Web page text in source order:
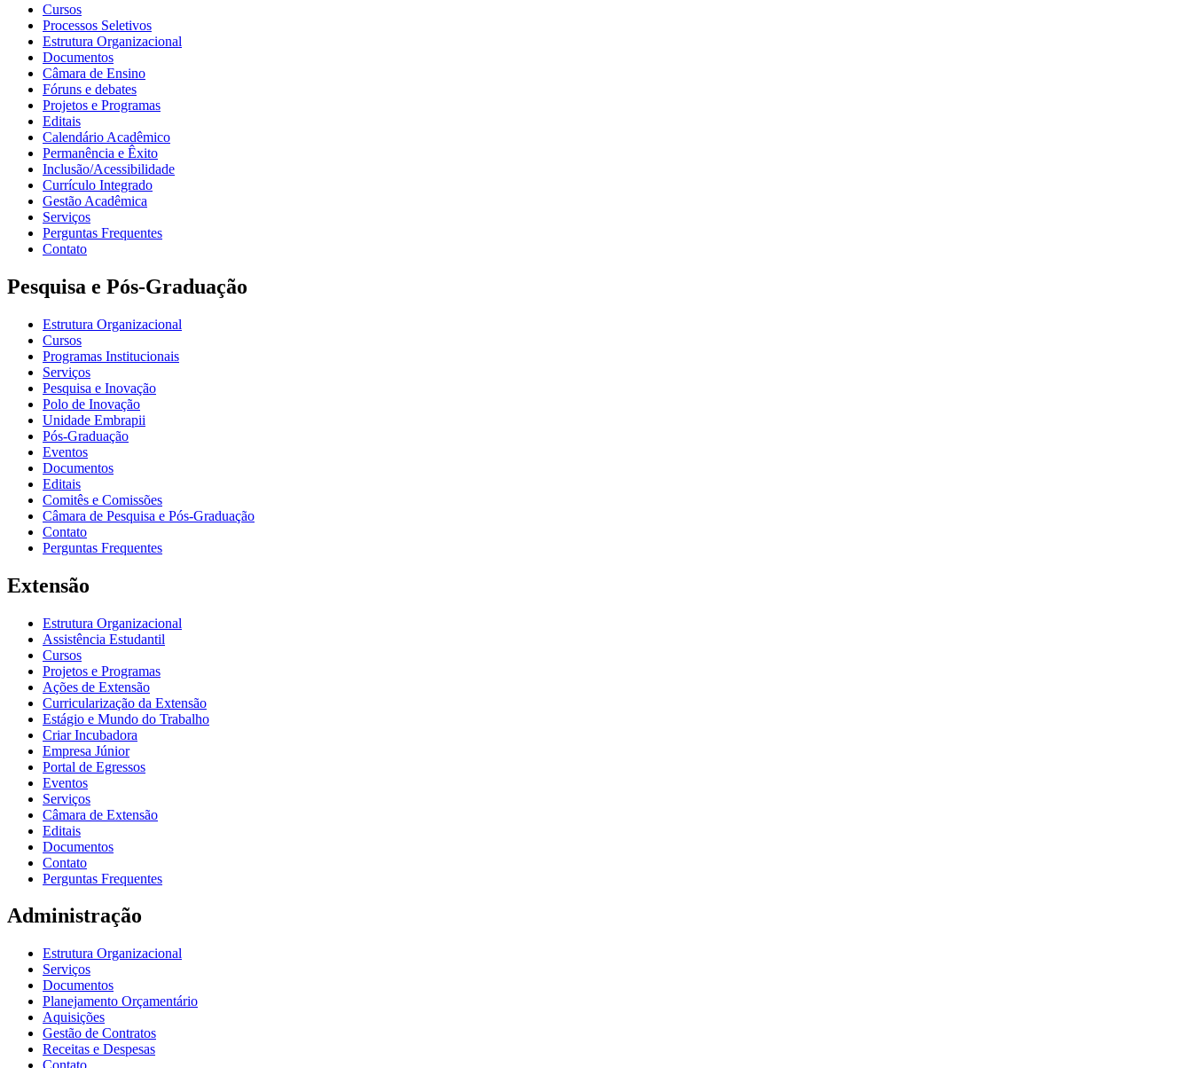
Cursos
Processos Seletivos
Estrutura Organizacional
Documentos
Câmara de Ensino
Fóruns e debates
Projetos e Programas
Editais
Calendário Acadêmico
Permanência e Êxito
Inclusão/Acessibilidade
Currículo Integrado
Gestão Acadêmica
Serviços
Perguntas Frequentes
Contato
Pesquisa e Pós-Graduação
Estrutura Organizacional
Cursos
Programas Institucionais
Serviços
Pesquisa e Inovação
Polo de Inovação
Unidade Embrapii
Pós-Graduação
Eventos
Documentos
Editais
Comitês e Comissões
Câmara de Pesquisa e Pós-Graduação
Contato
Perguntas Frequentes
Extensão
Estrutura Organizacional
Assistência Estudantil
Cursos
Projetos e Programas
Ações de Extensão
Curricularização da Extensão
Estágio e Mundo do Trabalho
Criar Incubadora
Empresa Júnior
Portal de Egressos
Eventos
Serviços
Câmara de Extensão
Editais
Documentos
Contato
Perguntas Frequentes
Administração
Estrutura Organizacional
Serviços
Documentos
Planejamento Orçamentário
Aquisições
Gestão de Contratos
Receitas e Despesas